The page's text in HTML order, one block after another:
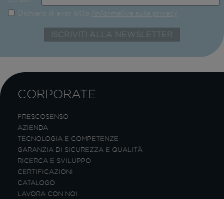
Dichiaro di aver letto l'informativa sulla privacy
CORPORATE
FRESCOSENSO
AZIENDA
TECNOLOGIA E COMPETENZE
GARANZIA DI SICUREZZA E QUALITÀ
RICERCA E SVILUPPO
CERTIFICAZIONI
CATALOGO
LAVORA CON NOI